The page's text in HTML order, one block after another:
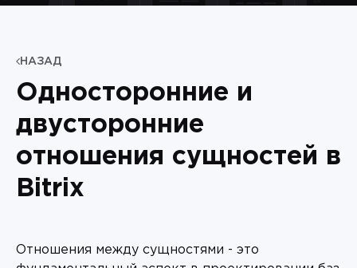
НАЗАД
Односторонние и
двусторонние
отношения сущностей в
Bitrix
Отношения между сущностями - это